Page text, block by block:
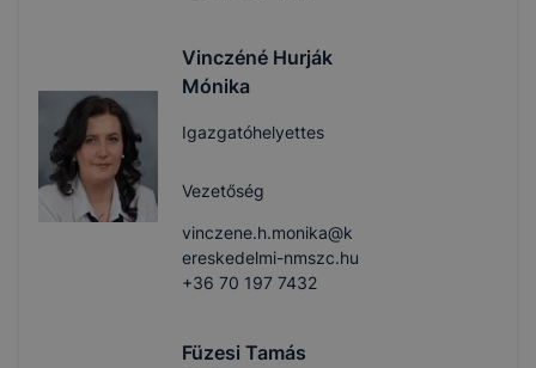
Vinczéné Hurják
Mónika
Igazgatóhelyettes
Vezetőség
vinczene.h.monika@k
ereskedelmi-nmszc.hu
+36 70 197 7432
Füzesi Tamás